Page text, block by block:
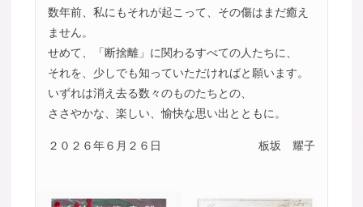
数年前、私にもそれが起こって、その傷はまだ癒え
ません。
せめて、「断捨離」に関わるすべての人たちに、
それを、少しでも知っていただければと願います。
いずれは消え去る数々のものたちとの、
ささやかな、楽しい、愉快な思い出とともに。
２０２６年６月２６日 板坂 耀子